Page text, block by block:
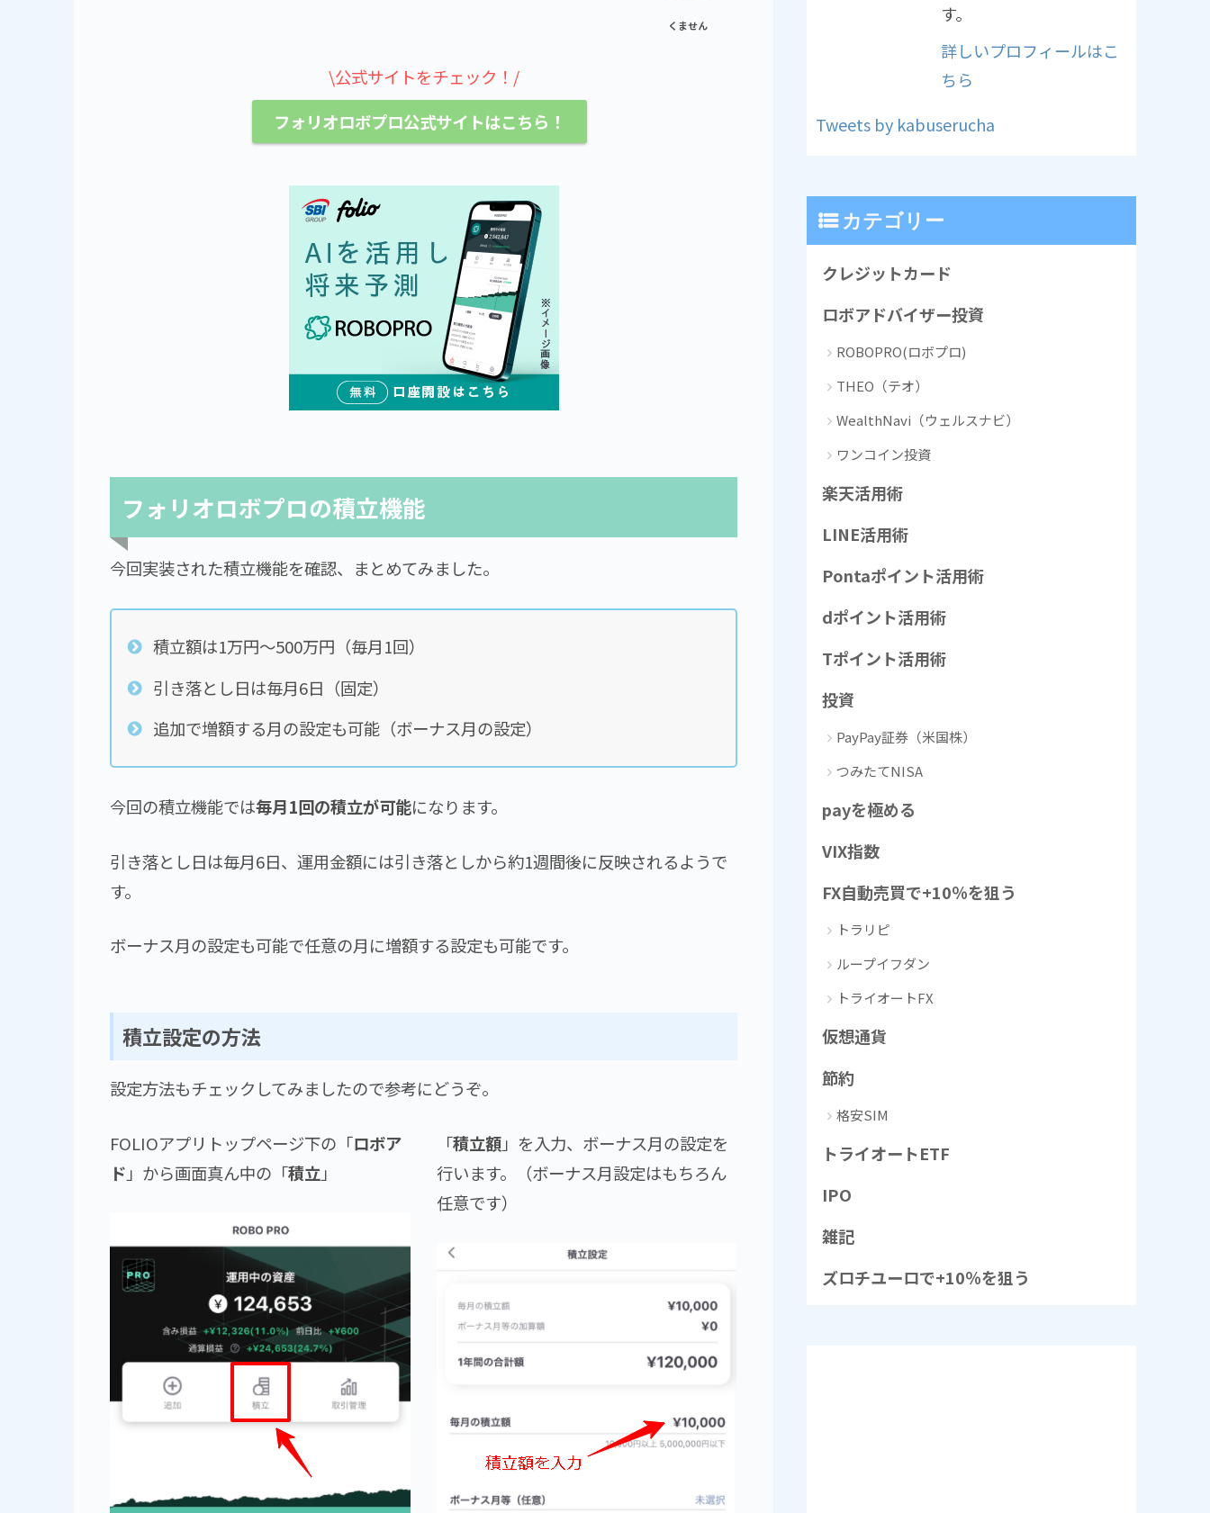
くません
\公式サイトをチェック！/
フォリオロボプロ公式サイトはこちら！
フォリオロボプロの積立機能
今回実装された積立機能を確認、まとめてみました。
積立額は1万円～500万円（毎月1回）
引き落とし日は毎月6日（固定）
追加で増額する月の設定も可能（ボーナス月の設定）
今回の積立機能では毎月1回の積立が可能になります。
引き落とし日は毎月6日、運用金額には引き落としから約1週間後に反映されるようで
す。
ボーナス月の設定も可能で任意の月に増額する設定も可能です。
積立設定の方法
設定方法もチェックしてみましたので参考にどうぞ。
FOLIOアプリトップページ下の「ロボア
ド 」から画面真ん中の「積立 」
「積立額」を入力、ボーナス月の設定を
行います。（ボーナス月設定はもちろん
任意です）
す。
詳しいプロフィールはこ
ちら
Tweets by kabuserucha
カテゴリー
クレジットカード
ロボアドバイザー投資
ROBOPRO(ロボプロ)
THEO（テオ）
WealthNavi（ウェルスナビ）
ワンコイン投資
楽天活用術
LINE活用術
Pontaポイント活用術
dポイント活用術
Tポイント活用術
投資
PayPay証券（米国株）
つみたてNISA
payを極める
VIX指数
FX自動売買で+10％を狙う
トラリピ
ループイフダン
トライオートFX
仮想通貨
節約
格安SIM
トライオートETF
IPO
雑記
ズロチユーロで+10％を狙う